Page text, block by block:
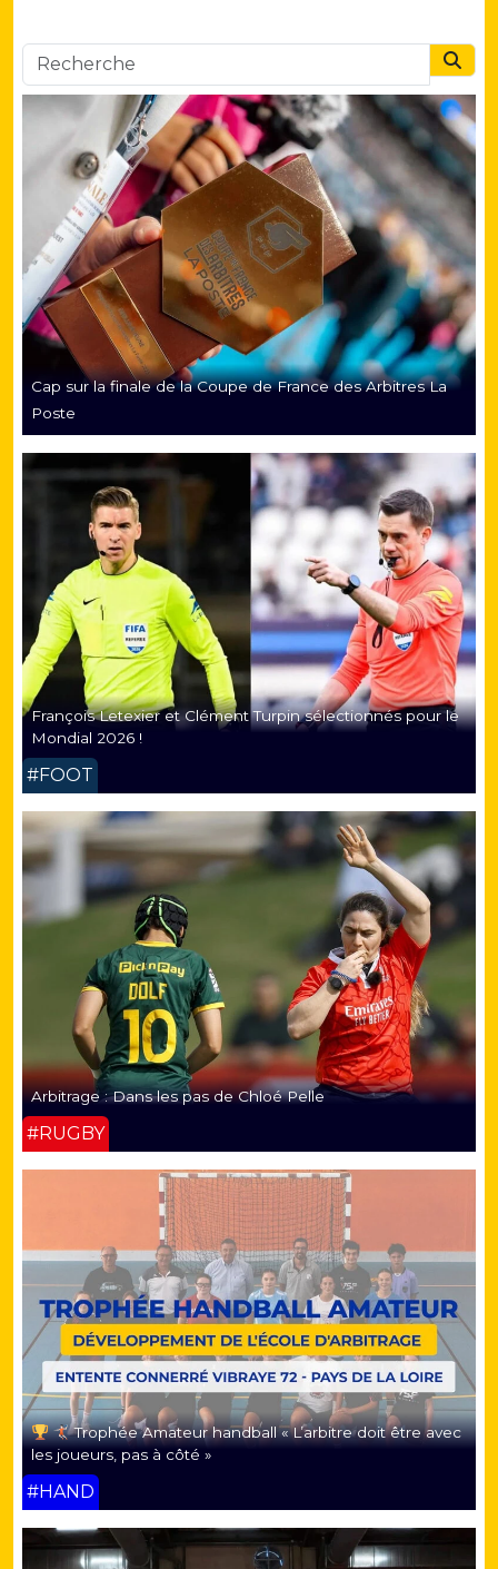
Cap sur la finale de la Coupe de France des Arbitres La
Poste
François Letexier et Clément Turpin sélectionnés pour le
Mondial 2026 !
#FOOT
Arbitrage : Dans les pas de Chloé Pelle
#RUGBY
Trophée Amateur handball « L’arbitre doit être avec
les joueurs, pas à côté »
#HAND